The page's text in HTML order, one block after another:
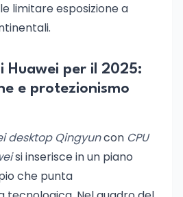
limitare esposizione a
Huawei per il 2025:
e protezionismo
desktop Qingyuncon CPU
si inserisce in un piano
che punta